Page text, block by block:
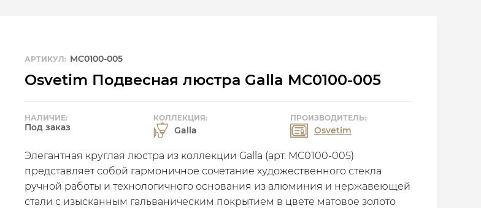
АРТИКУЛ: MC0100-005
Osvetim Подвесная люстра Galla MC0100-005
НАЛИЧИЕ:
Под заказ
КОЛЛЕКЦИЯ:
Galla
ПРОИЗВОДИТЕЛЬ:
Osvetim
Элегантная круглая люстра из коллекции Galla (арт. MC0100-005)
представляет собой гармоничное сочетание художественного стекла
ручной работы и технологичного основания из алюминия и нержавеющей
стали с изысканным гальваническим покрытием в цвете матовое золото